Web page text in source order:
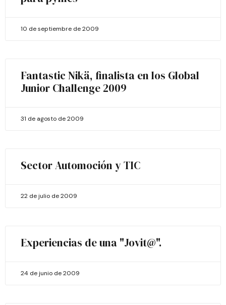
10 de septiembre de 2009
Fantastic Nikä, finalista en los Global
Junior Challenge 2009
31 de agosto de 2009
Sector Automoción y TIC
22 de julio de 2009
Experiencias de una "Jovit@".
24 de junio de 2009